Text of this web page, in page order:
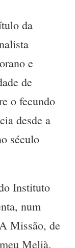
da
e
de
o fecundo
desde a
século
Instituto
num
Missão, de
Melià,